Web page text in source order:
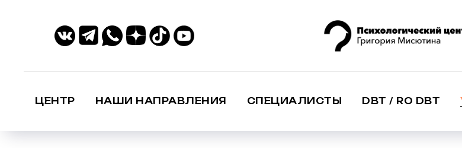
ЦЕНТР НАШИ НАПРАВЛЕНИЯ СПЕЦИАЛИСТЫ DBT / RO DBT